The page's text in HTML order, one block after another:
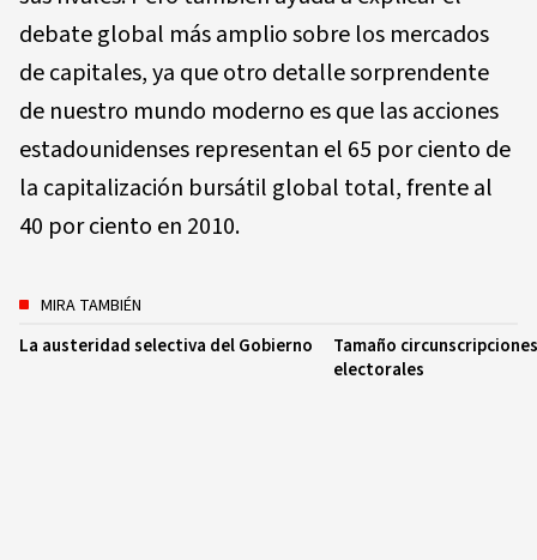
debate global más amplio sobre los mercados
de capitales, ya que otro detalle sorprendente
de nuestro mundo moderno es que las acciones
estadounidenses representan el 65 por ciento de
la capitalización bursátil global total, frente al
40 por ciento en 2010.
MIRA TAMBIÉN
La austeridad selectiva del Gobierno
Tamaño
electorales